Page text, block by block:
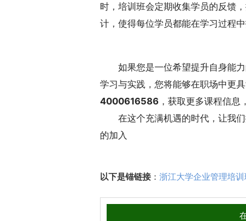
时，培训班会定期收集学员的反馈
计，使得每位学员都能在学习过程
如果您是一位希望提升自身能
4000616586 ，获取更多课程信息
在这个充满机遇的时代，让我
的加入
以下是锚链接 ： 浙江大学企业管理培训